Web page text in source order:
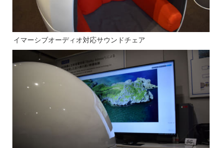
イマーシブオーディオ対応サウンドチェア